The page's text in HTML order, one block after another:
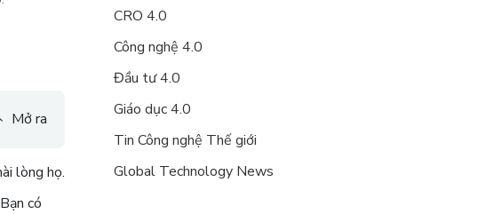
CRO 4.0
Công nghệ 4.0
Đầu tư 4.0
Giáo dục 4.0
Tin Công nghệ Thế giới
Global Technology News
Mở ra
lòng họ.
có